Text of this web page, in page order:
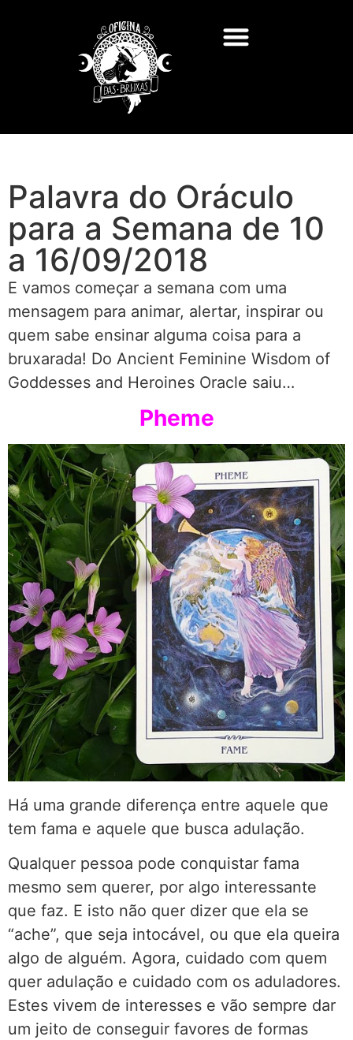
Palavra do Oráculo
para a Semana de 10
a 16/09/2018
E vamos começar a semana com uma
mensagem para animar, alertar, inspirar ou
quem sabe ensinar alguma coisa para a
bruxarada! Do Ancient Feminine Wisdom of
Goddesses and Heroines Oracle saiu…
Pheme
Há uma grande diferença entre aquele que
tem fama e aquele que busca adulação.
Qualquer pessoa pode conquistar fama
mesmo sem querer, por algo interessante
que faz. E isto não quer dizer que ela se
“ache”, que seja intocável, ou que ela queira
algo de alguém. Agora, cuidado com quem
quer adulação e cuidado com os aduladores.
Estes vivem de interesses e vão sempre dar
um jeito de conseguir favores de formas